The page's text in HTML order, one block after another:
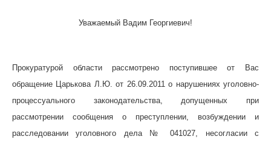
Уважаемый Вадим Георгиевич!
Прокуратурой области рассмотрено поступившее от Вас
обращение Царькова Л.Ю. от 26.09.2011 о нарушениях уголовно-
процессуального законодательства, допущенных при
рассмотрении сообщения о преступлении, возбуждении и
расследовании уголовного дела № 041027, несогласии с